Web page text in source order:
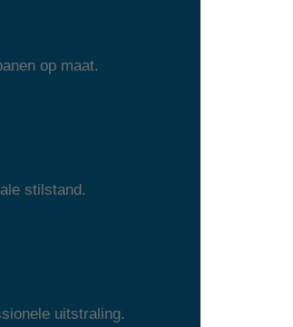
op maat.
stilstand.
uitstraling.